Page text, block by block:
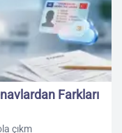
Farkları
çıkm